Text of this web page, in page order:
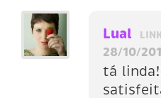
Lual
28/10/
tá